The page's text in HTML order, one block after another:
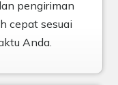
pengiriman
cepat sesuai
Anda.